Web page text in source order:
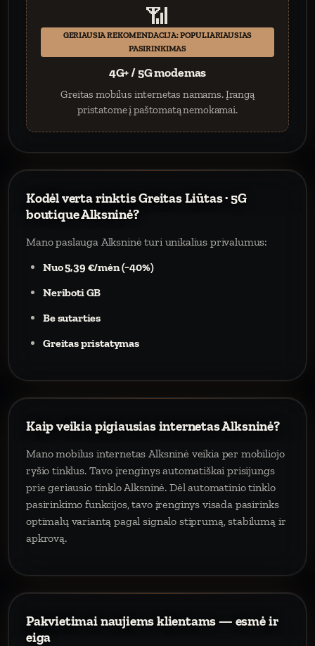
📶
GERIAUSIA REKOMENDACIJA: POPULIARIAUSIAS
PASIRINKIMAS
4G+ / 5G modemas
Greitas mobilus internetas namams. Įrangą
pristatome į paštomatą nemokamai.
Kodėl verta rinktis Greitas Liūtas · 5G
boutique Alksninė?
Mano paslauga Alksninė turi unikalius privalumus:
Nuo 5,39 €/mėn (−40%)
Neriboti GB
Be sutarties
Greitas pristatymas
Kaip veikia pigiausias internetas Alksninė?
Mano mobilus internetas Alksninė veikia per mobiliojo
ryšio tinklus. Tavo įrenginys automatiškai prisijungs
prie geriausio tinklo Alksninė. Dėl automatinio tinklo
pasirinkimo funkcijos, tavo įrenginys visada pasirinks
optimalų variantą pagal signalo stiprumą, stabilumą ir
apkrovą.
Pakvietimai naujiems klientams — esmė ir
eiga